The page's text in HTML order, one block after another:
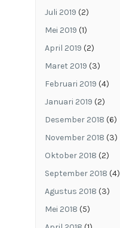
Juli 2019 (2)
Mei 2019 (1)
April 2019 (2)
Maret 2019 (3)
Februari 2019 (4)
Januari 2019 (2)
Desember 2018 (6)
November 2018 (3)
Oktober 2018 (2)
September 2018 (4)
Agustus 2018 (3)
Mei 2018 (5)